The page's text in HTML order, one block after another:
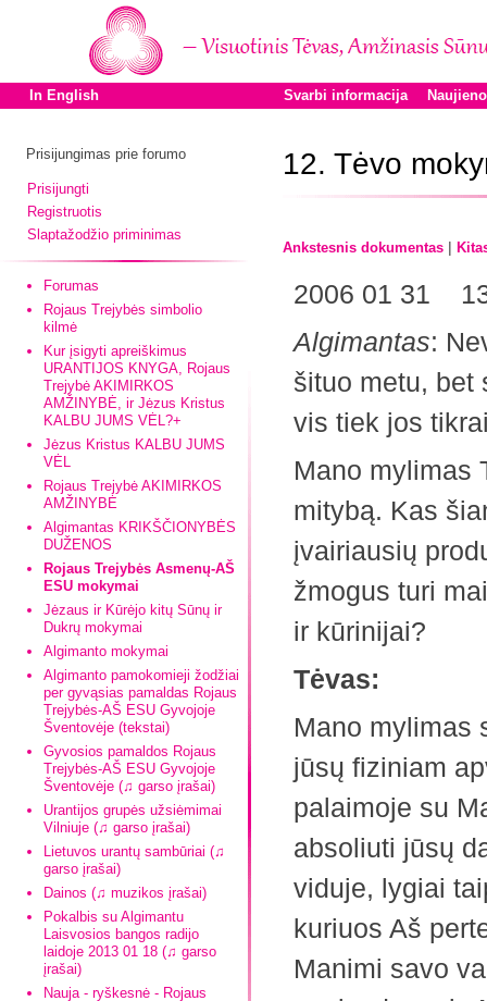
In English Svarbi informacija
Prisijungimas prie forumo
Prisijungti
Registruotis
Slaptažodžio priminimas
Forumas
Rojaus Trejybės simbolio
kilmė
Kur įsigyti apreiškimus
URANTIJOS KNYGA, Rojaus
Trejybė AKIMIRKOS
AMŽINYBĖ, ir Jėzus Kristus
KALBU JUMS VĖL?+
Jėzus Kristus KALBU JUMS
VĖL
Rojaus Trejybė AKIMIRKOS
AMŽINYBĖ
Algimantas KRIKŠČIONYBĖS
DUŽENOS
Rojaus Trejybės Asmenų-AŠ
ESU mokymai
Jėzaus ir Kūrėjo kitų Sūnų ir
Dukrų mokymai
Algimanto mokymai
Algimanto pamokomieji žodžiai
per gyvąsias pamaldas Rojaus
Trejybės-AŠ ESU Gyvojoje
Šventovėje (tekstai)
Gyvosios pamaldos Rojaus
Trejybės-AŠ ESU Gyvojoje
Šventovėje (♫ garso įrašai)
Urantijos grupės užsiėmimai
Vilniuje (♫ garso įrašai)
Lietuvos urantų sambūriai (♫
garso įrašai)
Dainos (♫ muzikos įrašai)
Pokalbis su Algimantu
Laisvosios bangos radijo
laidoje 2013 01 18 (♫ garso
įrašai)
Nauja - ryškesnė - Rojaus
12. Tėvo
Ankstesnis dokumentas |
2006 01 31
Algimantas:
šituo metu, bet
vis tiek jos
Mano mylimas
mitybą. Kas
įvairiausių
žmogus turi
ir kūrinijai?
Tėvas:
Mano mylimas
jūsų fiziniam
palaimoje su
absoliuti jūsų
viduje, lygiai
kuriuos Aš
Manimi savo